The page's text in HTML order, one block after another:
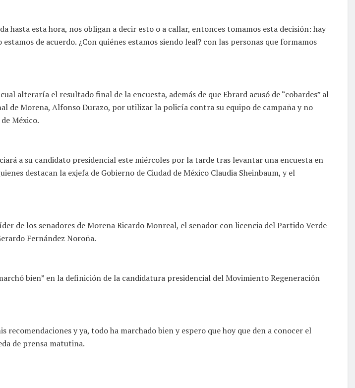
hasta esta hora, nos obligan a decir esto o a callar, entonces tomamos esta decisión: hay
de acuerdo. ¿Con quiénes estamos siendo leal? con las personas que formamos
alteraría el resultado final de la encuesta, además de que Ebrard acusó de “cobardes” al
de Morena, Alfonso Durazo, por utilizar la policía contra su equipo de campaña y no
México.
a su candidato presidencial este miércoles por la tarde tras levantar una encuesta en
destacan la exjefa de Gobierno de Ciudad de México Claudia Sheinbaum, y el
de los senadores de Morena Ricardo Monreal, el senador con licencia del Partido Verde
Fernández Noroña.
bien” en la definición de la candidatura presidencial del Movimiento Regeneración
y ya, todo ha marchado bien y espero que hoy que den a conocer el
de prensa matutina.